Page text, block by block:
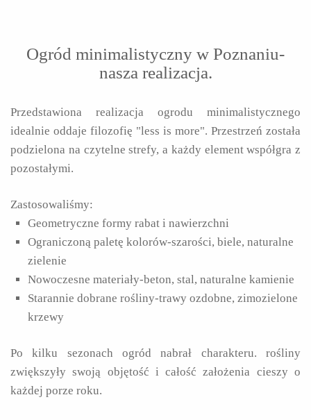
Ogród minimalistyczny w Poznaniu-
nasza realizacja.
Przedstawiona realizacja ogrodu minimalistycznego
idealnie oddaje filozofię "less is more". Przestrzeń została
podzielona na czytelne strefy, a każdy element współgra z
pozostałymi.
Zastosowaliśmy:
Geometryczne formy rabat i nawierzchni
Ograniczoną paletę kolorów-szarości, biele, naturalne
zielenie
Nowoczesne materiały-beton, stal, naturalne kamienie
Starannie dobrane rośliny-trawy ozdobne, zimozielone
krzewy
Po kilku sezonach ogród nabrał charakteru. rośliny
zwiększyły swoją objętość i całość założenia cieszy o
każdej porze roku.